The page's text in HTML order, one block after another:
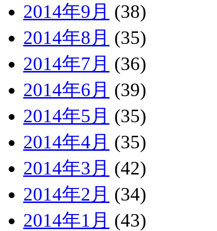
2014年9月 (38)
2014年8月 (35)
2014年7月 (36)
2014年6月 (39)
2014年5月 (35)
2014年4月 (35)
2014年3月 (42)
2014年2月 (34)
2014年1月 (43)